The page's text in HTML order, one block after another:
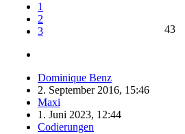
1
2
3
Dominique Benz
2. September 2016, 15:46
Maxi
1. Juni 2023, 12:44
Codierungen
43